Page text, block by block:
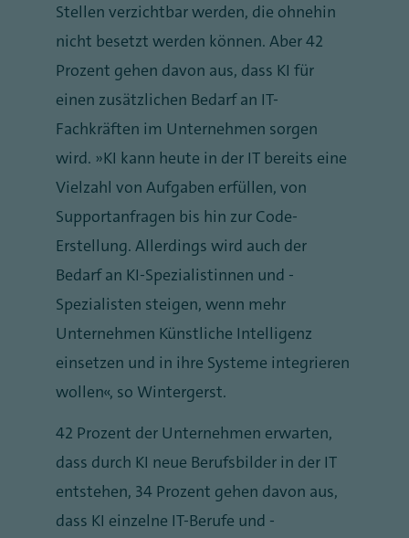
Stellen verzichtbar werden, die ohnehin
nicht besetzt werden können. Aber 42
Prozent gehen davon aus, dass KI für
einen zusätzlichen Bedarf an IT-
Fachkräften im Unternehmen sorgen
wird. „KI kann heute in der IT bereits eine
Vielzahl von Aufgaben erfüllen, von
Supportanfragen bis hin zur Code-
Erstellung. Allerdings wird auch der
Bedarf an KI-Spezialistinnen und -
Spezialisten steigen, wenn mehr
Unternehmen Künstliche Intelligenz
einsetzen und in ihre Systeme integrieren
wollen“, so Wintergerst.
42 Prozent der Unternehmen erwarten,
dass durch KI neue Berufsbilder in der IT
entstehen, 34 Prozent gehen davon aus,
dass KI einzelne IT-Berufe und -